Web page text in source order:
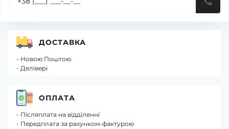
ДОСТАВКА
- Новою Поштою
- Делівері
ОПЛАТА
- Післяплата на відділенні
- Передплата за рахунком-фактурою